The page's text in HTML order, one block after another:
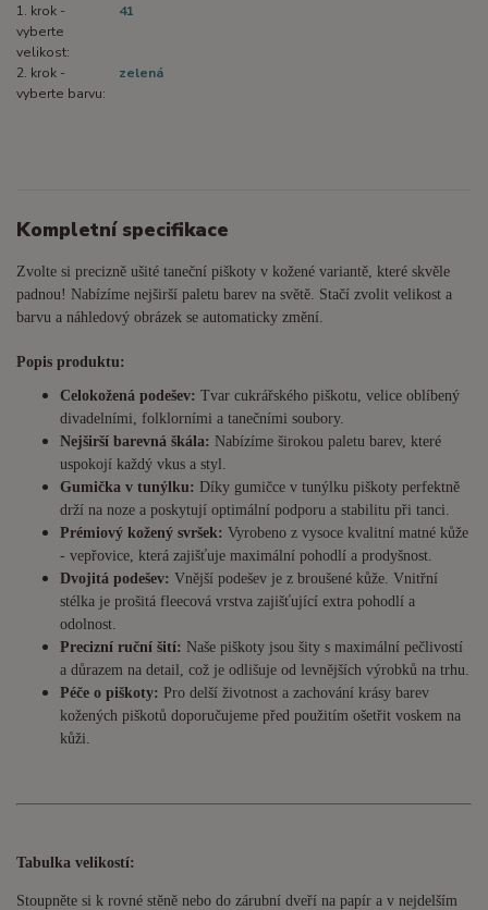
1. krok -
vyberte
velikost:
41
2. krok -
vyberte barvu:
zelená
Kompletní specifikace
Zvolte si precizně ušité taneční piškoty v kožené variantě, které skvěle
padnou! Nabízíme nejširší paletu barev na světě. Stačí zvolit velikost a
barvu a náhledový obrázek se automaticky změní.
Popis produktu:
Celokožená podešev: Tvar cukrářského piškotu, velice oblíbený
divadelními, folklorními a tanečními soubory.
Nejširší barevná škála: Nabízíme širokou paletu barev, které
uspokojí každý vkus a styl.
Gumička v tunýlku: Díky gumičce v tunýlku piškoty perfektně
drží na noze a poskytují optimální podporu a stabilitu při tanci.
Prémiový kožený svršek: Vyrobeno z vysoce kvalitní matné kůže
- vepřovice, která zajišťuje maximální pohodlí a prodyšnost.
Dvojitá podešev: Vnější podešev je z broušené kůže. Vnitřní
stélka je prošitá fleecová vrstva zajišťující extra pohodlí a
odolnost.
Precizní ruční šití: Naše piškoty jsou šity s maximální pečlivostí
a důrazem na detail, což je odlišuje od levnějších výrobků na trhu.
Péče o piškoty: Pro delší životnost a zachování krásy barev
kožených piškotů doporučujeme před použitím ošetřit voskem na
kůži.
Tabulka velikostí:
Stoupněte si k rovné stěně nebo do zárubní dveří na papír a v nejdelším